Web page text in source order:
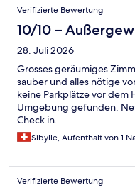
Bewertungen
Verifizierte Bewertung
10/10 –
28. Juli 2026
Grosses geräumiges
sauber und alles nötige
keine Parkplätze vor dem
Umgebung gefunden.
Check in.
Sibylle, Aufenthalt von 1
Verifizierte Bewertung